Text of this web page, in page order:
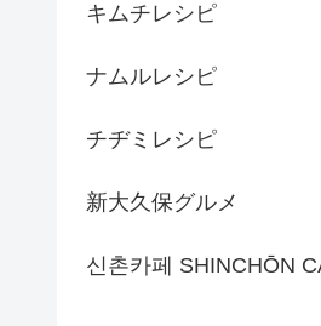
キムチレシピ
ナムルレシピ
チヂミレシピ
新大久保グルメ
신촌카페 SHINCHŌN